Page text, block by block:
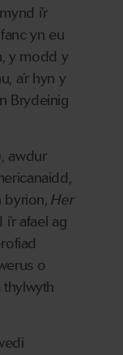
i’r
yn eu
y modd y
a’r hyn y
Brydeinig
awdur
byrion,Her
i’r afael ag
o